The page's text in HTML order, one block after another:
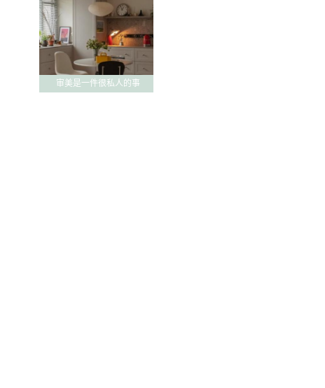
审美是一件很私人的事